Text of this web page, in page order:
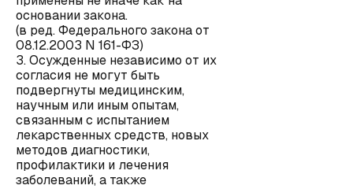
основании закона.
(в ред. Федерального закона от
08.12.2003 N 161-ФЗ)
3. Осужденные независимо от их
согласия не могут быть
подвергнуты медицинским,
научным или иным опытам,
связанным с испытанием
лекарственных средств, новых
методов диагностики,
профилактики и лечения
заболеваний, а также